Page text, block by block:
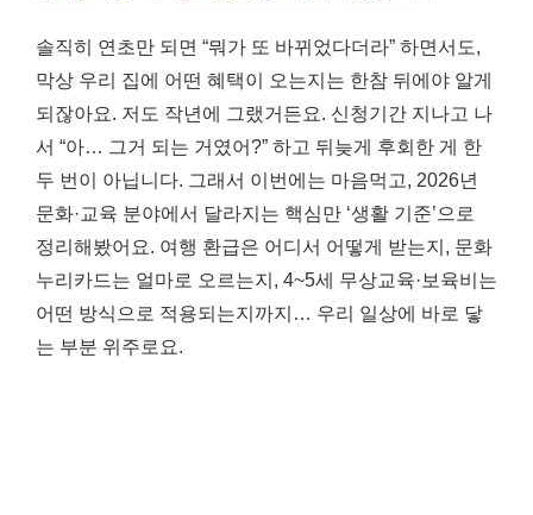
솔직히 연초만 되면 “뭐가 또 바뀌었다더라” 하면서도,
막상 우리 집에 어떤 혜택이 오는지는 한참 뒤에야 알게
되잖아요. 저도 작년에 그랬거든요. 신청기간 지나고 나
서 “아… 그거 되는 거였어?” 하고 뒤늦게 후회한 게 한
두 번이 아닙니다. 그래서 이번에는 마음먹고, 2026년
문화·교육 분야에서 달라지는 핵심만 ‘생활 기준’으로
정리해봤어요. 여행 환급은 어디서 어떻게 받는지, 문화
누리카드는 얼마로 오르는지, 4~5세 무상교육·보육비는
어떤 방식으로 적용되는지까지… 우리 일상에 바로 닿
는 부분 위주로요.